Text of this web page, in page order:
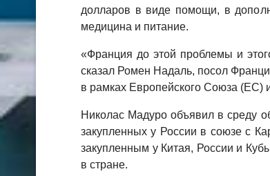
долларов в виде помощи, в
медицина и питание.
«Франция до этой проблемы и
сказал Ромен Надаль, посол
в рамках Европейского Союза (ЕС)
Николас Мадуро объявил в среду
закупленных у России в союзе с
закупленным у Китая, России и
в стране.